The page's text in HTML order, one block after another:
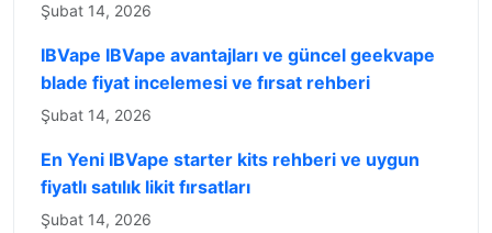
Şubat 14, 2026
IBVape IBVape avantajları ve güncel geekvape
blade fiyat incelemesi ve fırsat rehberi
Şubat 14, 2026
En Yeni IBVape starter kits rehberi ve uygun
fiyatlı satılık likit fırsatları
Şubat 14, 2026